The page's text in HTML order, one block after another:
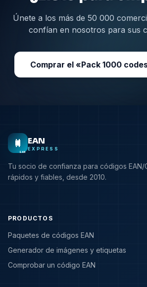
Únete a los más de 50 000
confían en nosotros para sus
Comprar el «Pack 1000
EAN
EAN
EXPRESS
Tu socio de confianza para códigos EAN/
rápidos y fiables, desde 2010.
PRODUCTOS
Paquetes de códigos EAN
Generador de imágenes y etiquetas
Comprobar un código EAN